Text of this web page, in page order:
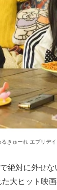
きゅーれ エブリデイ
絶対に外せな
大ヒット映